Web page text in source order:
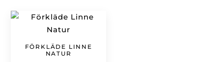
FÖRKLÄDE LINNE
NATUR